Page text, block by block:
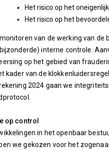
Het risico op het
Het risico op het
van de werking van de
interne controle.
op het gebied van
kader van de
2024 gaan we
op control
in het openbaar
we gekozen voor het